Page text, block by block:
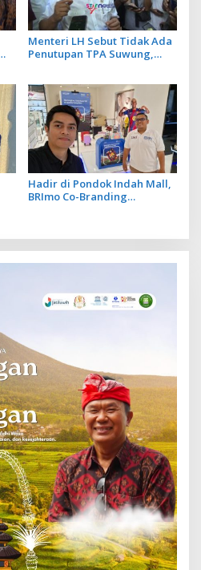
Menteri LH Sebut Tidak Ada
Penutupan TPA Suwung,
Hadir di Pondok Indah Mall,
BRImo Co-Branding